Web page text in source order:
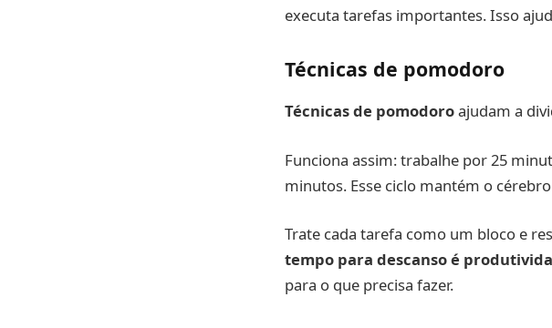
executa tarefas importantes. Isso
Técnicas de pomodoro
Técnicas de pomodoroajudam a
Funciona assim: trabalhe por 25
minutos. Esse ciclo mantém o
Trate cada tarefa como um bloco e
tempo para descanso é
para o que precisa fazer.